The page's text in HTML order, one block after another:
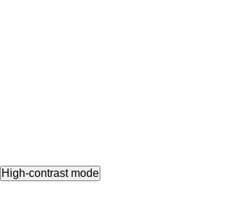
High-contrast mode